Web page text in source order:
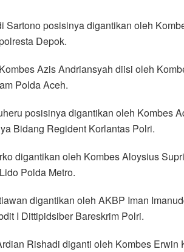
Sartono posisinya digantikan oleh
Depok.
Azis Andriansyah diisi oleh
Polda Aceh.
posisinya digantikan oleh Kombes
Bidang Regident Korlantas Polri.
digantikan oleh Kombes Aloysius
Polda Metro.
digantikan oleh AKBP Iman
I Dittipidsiber Bareskrim Polri.
Rishadi diganti oleh Kombes Erwin